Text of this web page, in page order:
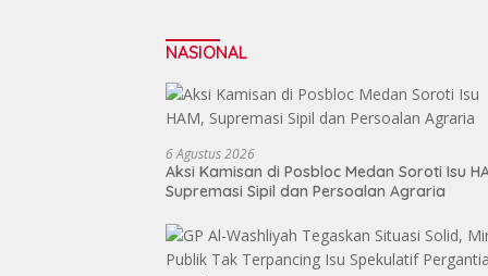
NASIONAL
6 Agustus 2026
Aksi Kamisan di Posbloc Medan Soroti Isu
Supremasi Sipil dan Persoalan Agraria